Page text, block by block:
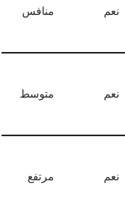
نعم منافس
نعم متوسط
نعم مرتفع